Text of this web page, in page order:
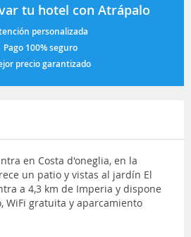
tu hotel con Atrápalo
personalizada
Pago 100% seguro
precio garantizado
en Costa d'oneglia, en la
un patio y vistas al jardín El
a 4,3 km de Imperia y dispone
WiFi gratuita y aparcamiento